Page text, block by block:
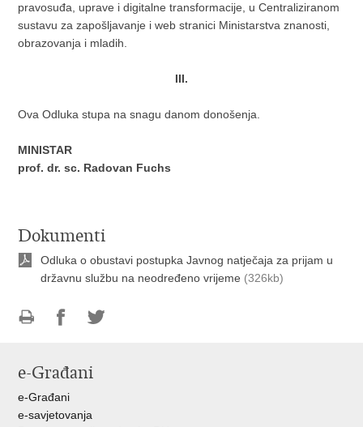
pravosuđa, uprave i digitalne transformacije, u Centraliziranom
sustavu za zapošljavanje i web stranici Ministarstva znanosti,
obrazovanja i mladih.
III.
Ova Odluka stupa na snagu danom donošenja.
MINISTAR
prof. dr. sc. Radovan Fuchs
Dokumenti
Odluka o obustavi postupka Javnog natječaja za prijam u
državnu službu na neodređeno vrijeme (326kb)
FacebookuTwitteru
e-Građani
e-Građani
e-savjetovanja